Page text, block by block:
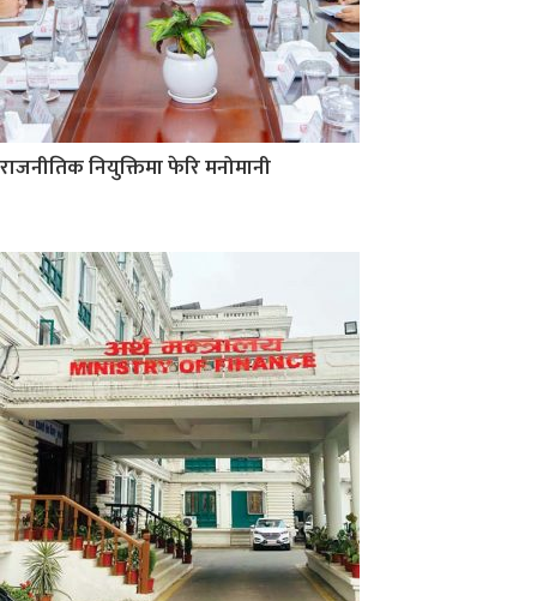
राजनीतिक नियुक्तिमा फेरि मनोमानी